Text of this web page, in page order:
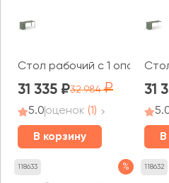
Стол рабочий с 1 опорной
31 335 32 984
5.0оценок (1)
В корзину
31
118633 % 118632